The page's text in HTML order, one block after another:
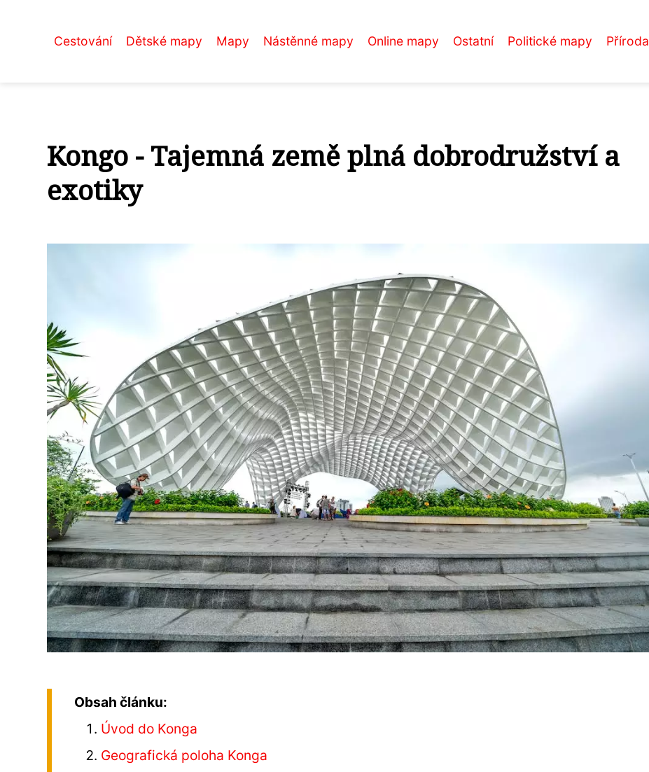
Cestování Dětské mapy Mapy Nástěnné mapy Online mapy Ostatní Politické mapy Příroda
Kongo - Tajemná země plná dobrodružství a
exotiky
Obsah článku:
Úvod do Konga
Geografická poloha Konga